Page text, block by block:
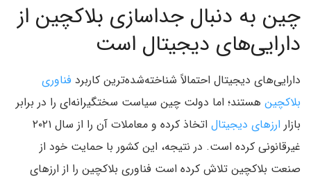
چین به دنبال جداسازی بلاکچین از
دارایی‌های دیجیتال است
دارایی‌های دیجیتال احتمالاً شناخته‌شده‌ترین کاربرد فناوری
بلاکچین هستند؛ اما دولت چین سیاست سختگیرانه‌ای را در برابر
بازار ارزهای دیجیتال
اتخاذ کرده و معاملات آن را از سال ۲۰۲۱
غیرقانونی کرده است. در نتیجه، این کشور با حمایت خود از
صنعت بلاکچین تلاش کرده است فناوری بلاکچین را از ارزهای